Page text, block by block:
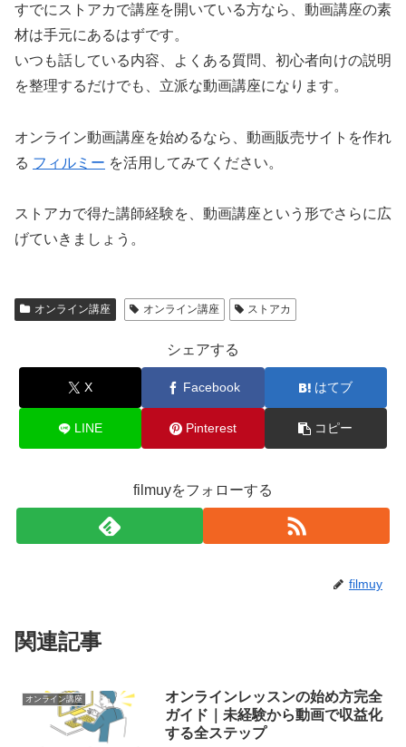
すでにストアカで講座を開いている方なら、動画講座の素
材は手元にあるはずです。
いつも話している内容、よくある質問、初心者向けの説明
を整理するだけでも、立派な動画講座になります。
オンライン動画講座を始めるなら、動画販売サイトを作れ
る フィルミー を活用してみてください。
ストアカで得た講師経験を、動画講座という形でさらに広
げていきましょう。
オンライン講座 オンライン講座 ストアカ
シェアする
X Facebook はてブ
LINE Pinterest コピー
filmuyをフォローする
filmuy
関連記事
オンライン講座
オンラインレッスンの始め方完全
ガイド｜未経験から動画で収益化
する全ステップ